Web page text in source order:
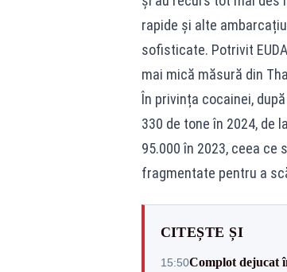
rapide și alte
sofisticate. Potrivit
mai mică măsură din
În privința cocainei,
330 de tone în 2024, de
95.000 în 2023, ceea
fragmentate pentru a
CITEȘTE ȘI
15:50Complot dejucat